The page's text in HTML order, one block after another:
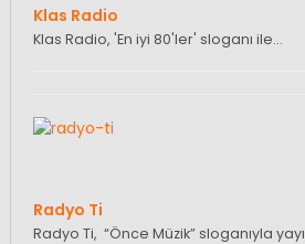
Klas Radio
Klas Radio, 'En iyi 80'ler' sloganı ile…
Radyo Ti
Radyo Ti, “Önce Müzik” sloganıyla